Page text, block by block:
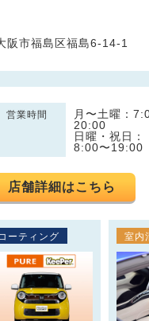
阪市福島区福島6-14-1
営業時間
月〜土曜：
20:00
日曜・祝日：
8:00〜19:00
店舗詳細はこちら
ーティング 室内